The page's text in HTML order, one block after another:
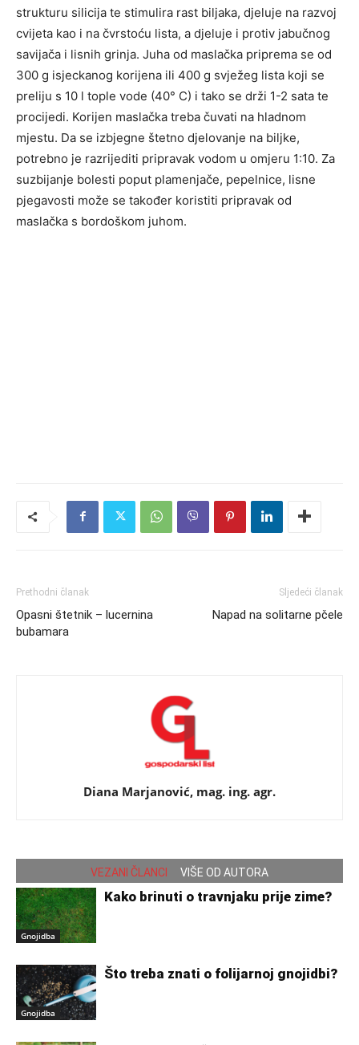
strukturu silicija te stimulira rast biljaka, djeluje na razvoj
cvijeta kao i na čvrstoću lista, a djeluje i protiv jabučnog
savijača i lisnih grinja. Juha od maslačka priprema se od
300 g isjeckanog korijena ili 400 g svježeg lista koji se
preliju s 10 l tople vode (40° C) i tako se drži 1-2 sata te
procijedi. Korijen maslačka treba čuvati na hladnom
mjestu. Da se izbjegne štetno djelovanje na biljke,
potrebno je razrijediti pripravak vodom u omjeru 1:10. Za
suzbijanje bolesti poput plamenjače, pepelnice, lisne
pjegavosti može se također koristiti pripravak od
maslačka s bordoškom juhom.
Prethodni članak
Opasni štetnik – lucernina
bubamara
Sljedeći članak
Napad na solitarne pčele
Diana Marjanović, mag. ing. agr.
VEZANI ČLANCI VIŠE OD AUTORA
Gnojidba
Kako brinuti o travnjaku prije zime?
Gnojidba
Što treba znati o folijarnoj gnojidbi?